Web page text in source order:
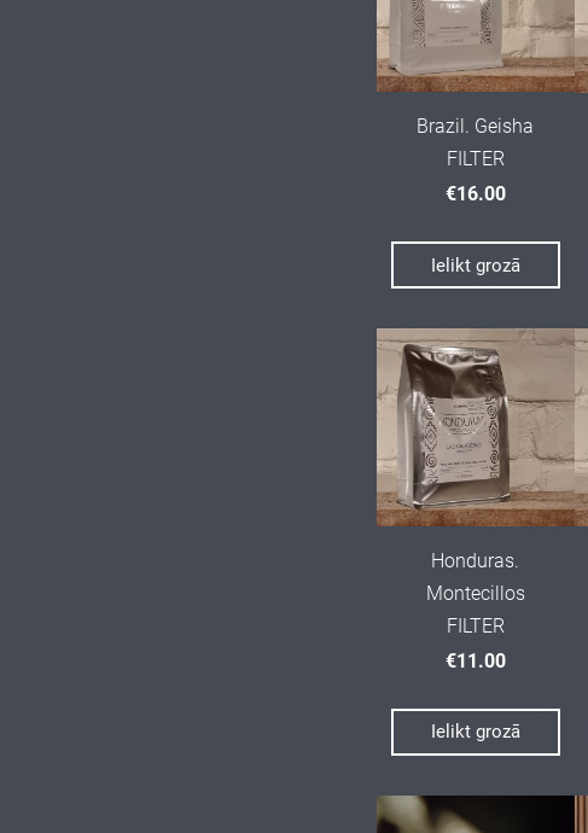
Brazil. Geisha
FILTER
€16.00
Ielikt grozā
Honduras.
Montecillos
FILTER
€11.00
Ielikt grozā